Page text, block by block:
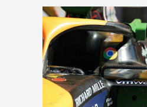
【短期集
成功のタ